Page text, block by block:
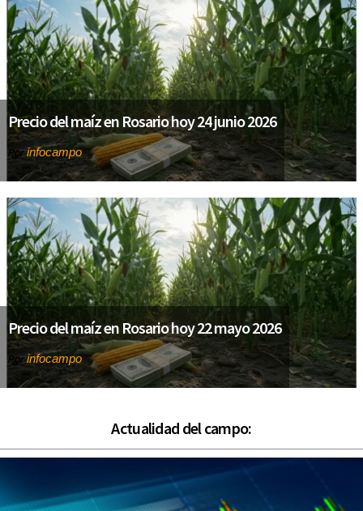
Precio del maíz en Rosario hoy 24 junio 2026
Porinfocampo
Precio del maíz en Rosario hoy 22 mayo 2026
Porinfocampo
Actualidad del campo: